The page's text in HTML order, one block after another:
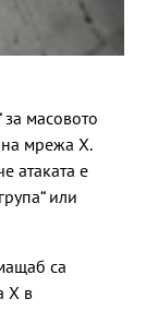
масовото
мрежа X.
атаката е
или
са
X в